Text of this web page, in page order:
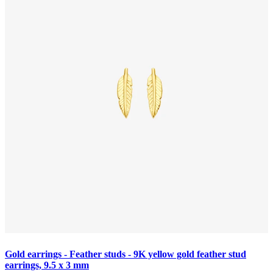
Gold earrings - Feather studs - 9K yellow gold feather stud
earrings, 9.5 x 3 mm